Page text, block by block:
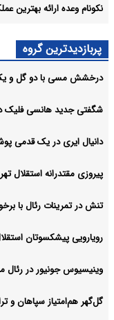
نکونام وعده ارائه بهترین
پربازدیدترین گروه
درخشش مسی با دو گل و یک
شگفتی جدید هانسی فلیک در
دانیال ایری در یک قدمی
پیروزی مقتدرانه استقلال تهران در
تنش در تمرینات رئال با
رویارویی پیشکسوتان
وینیسیوس جونیور در رئال
گل‌گهر هم‌امتیاز سپاهان و